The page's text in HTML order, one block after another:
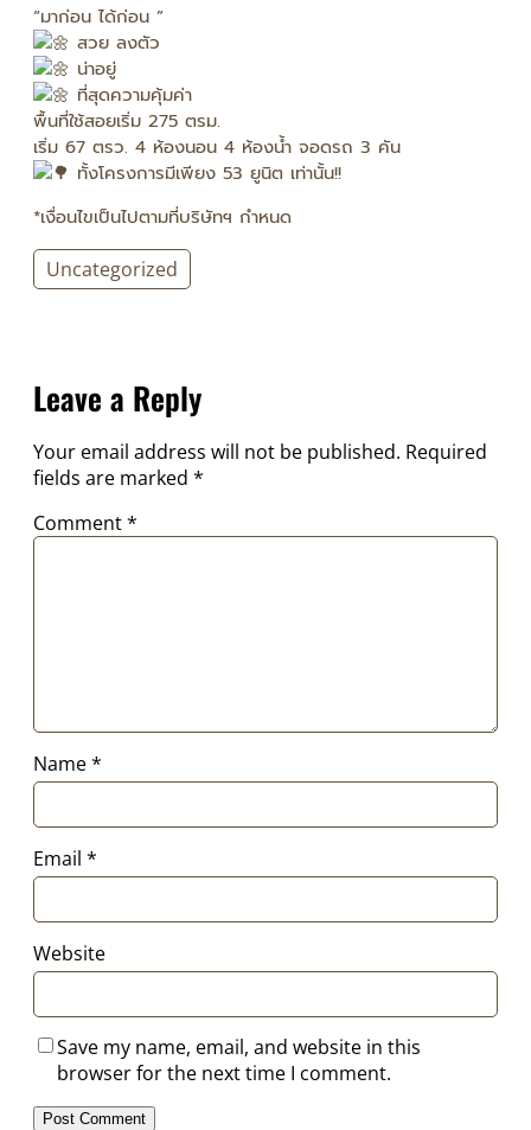
“มาก่อน ได้ก่อน ”
สวย ลงตัว
น่าอยู่
ที่สุดความคุ้มค่า
พื้นที่ใช้สอยเริ่ม 275 ตรม.
เริ่ม 67 ตรว. 4 ห้องนอน 4 ห้องน้ำ จอดรถ 3 คัน
ทั้งโครงการมีเพียง 53 ยูนิต เท่านั้น!!
*เงื่อนไขเป็นไปตามที่บริษัทฯ กำหนด
Uncategorized
Leave a Reply
Your email address will not be published. Required
fields are marked *
Comment*
Name*
Email *
Website
Save my name, email, and website in this
browser for the next time I comment.